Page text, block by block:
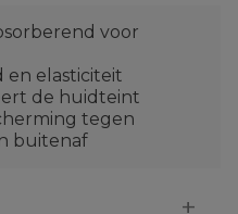
voor
en elasticiteit
de huidteint
tegen
buitenaf